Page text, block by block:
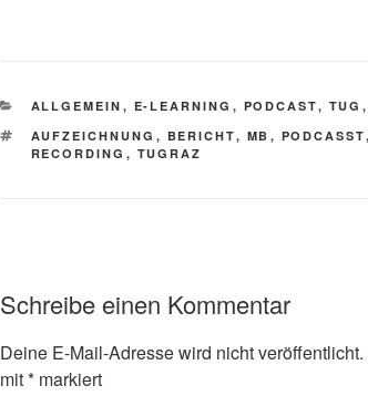
KATEGORIEN
ALLGEMEIN , E-LEARNING , PODCAST, TUG ,
SCHLAGWÖRTER
AUFZEICHNUNG , BERICHT, MB , PODCASST,
RECORDING , TUGRAZ
Schreibe einen Kommentar
Deine E-Mail-Adresse wird nicht veröffentlicht.
mit* markiert